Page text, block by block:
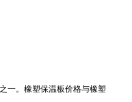
一。橡塑保温板价格与橡塑